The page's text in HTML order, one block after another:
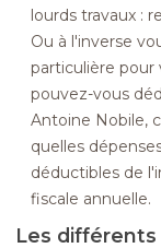
lourds travaux :
Ou à l'inverse
particulière
pouvez-vous
Antoine Nobile,
quelles
déductibles de
fiscale annuelle.
Les différents